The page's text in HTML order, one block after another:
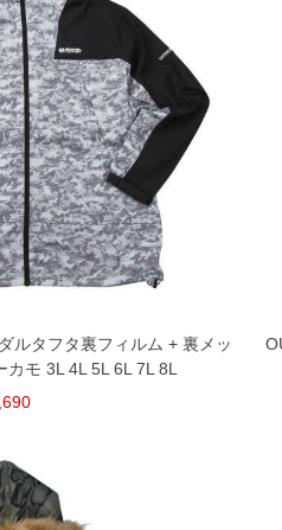
内にご連絡ください。
品交換不可とさせて頂いております。
ルタフタ裏フィルム + 裏メッ
モ 3L 4L 5L 6L 7L 8L